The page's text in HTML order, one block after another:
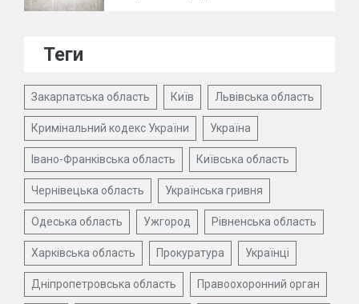
Теги
Закарпатська область Київ Львівська область
Кримінальний кодекс України Україна
Івано-Франківська область Київська область
Чернівецька область Українська гривня
Одеська область Ужгород Рівненська область
Харківська область Прокуратура Українці
Дніпропетровська область Правоохоронний орган